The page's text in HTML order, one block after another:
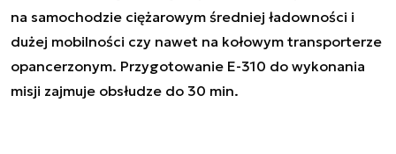
na samochodzie ciężarowym średniej ładowności i
dużej mobilności czy nawet na kołowym transporterze
opancerzonym. Przygotowanie E-310 do wykonania
misji zajmuje obsłudze do 30 min.